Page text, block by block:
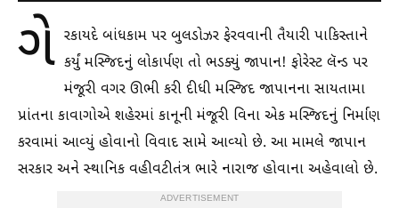
ગે રકાયદે બાંધકામ પર બુલડોઝર ફેરવવાની તૈયારી પાકિસ્તાને
કર્યું મસ્જિદનું લોકાર્પણ તો ભડક્યું જાપાન! ફોરેસ્ટ લૅન્ડ પર
મંજૂરી વગર ઊભી કરી દીધી મસ્જિદ જાપાનના સાયતામા
પ્રાંતના કાવાગોએ શહેરમાં કાનૂની મંજૂરી વિના એક મસ્જિદનું નિર્માણ
કરવામાં આવ્યું હોવાનો વિવાદ સામે આવ્યો છે. આ મામલે જાપાન
સરકાર અને સ્થાનિક વહીવટીતંત્ર ભારે નારાજ હોવાના અહેવાલો છે.
ADVERTISEMENT